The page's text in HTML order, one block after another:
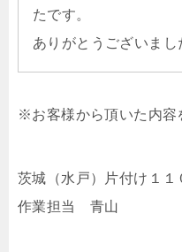
たです。
ありがとうございまし
※お客様から頂いた内容
茨城（水戸）片付け１１
作業担当 青山